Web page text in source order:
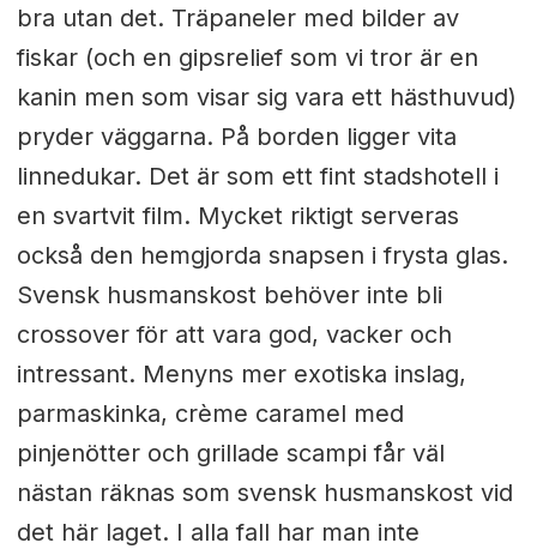
bra utan det. Träpaneler med bilder av
fiskar (och en gipsrelief som vi tror är en
kanin men som visar sig vara ett hästhuvud)
pryder väggarna. På borden ligger vita
linnedukar. Det är som ett fint stadshotell i
en svartvit film. Mycket riktigt serveras
också den hemgjorda snapsen i frysta glas.
Svensk husmanskost behöver inte bli
crossover för att vara god, vacker och
intressant. Menyns mer exotiska inslag,
parmaskinka, crème caramel med
pinjenötter och grillade scampi får väl
nästan räknas som svensk husmanskost vid
det här laget. I alla fall har man inte